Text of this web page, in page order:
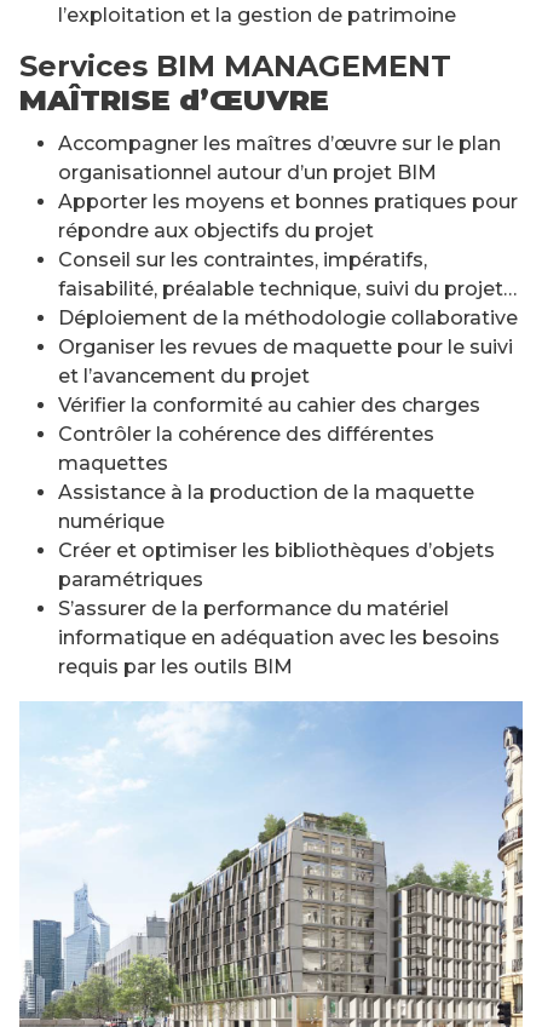
l’exploitation et la gestion de patrimoine
Services BIM MANAGEMENT
MAÎTRISE d’ŒUVRE
Accompagner les maîtres d’œuvre sur le plan
organisationnel autour d’un projet BIM
Apporter les moyens et bonnes pratiques pour
répondre aux objectifs du projet
Conseil sur les contraintes, impératifs,
faisabilité, préalable technique, suivi du projet…
Déploiement de la méthodologie collaborative
Organiser les revues de maquette pour le suivi
et l’avancement du projet
Vérifier la conformité au cahier des charges
Contrôler la cohérence des différentes
maquettes
Assistance à la production de la maquette
numérique
Créer et optimiser les bibliothèques d’objets
paramétriques
S’assurer de la performance du matériel
informatique en adéquation avec les besoins
requis par les outils BIM